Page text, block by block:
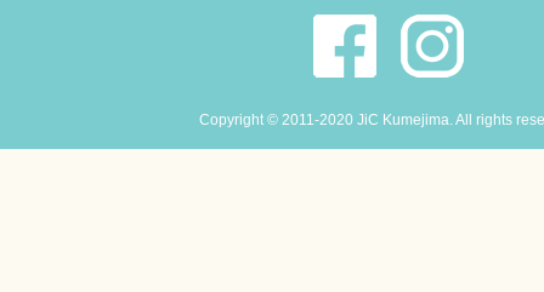
Copyright © 2011-2020 JiC Kumejima. All rights